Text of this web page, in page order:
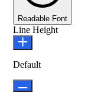
Readable Font
Line Height
Default